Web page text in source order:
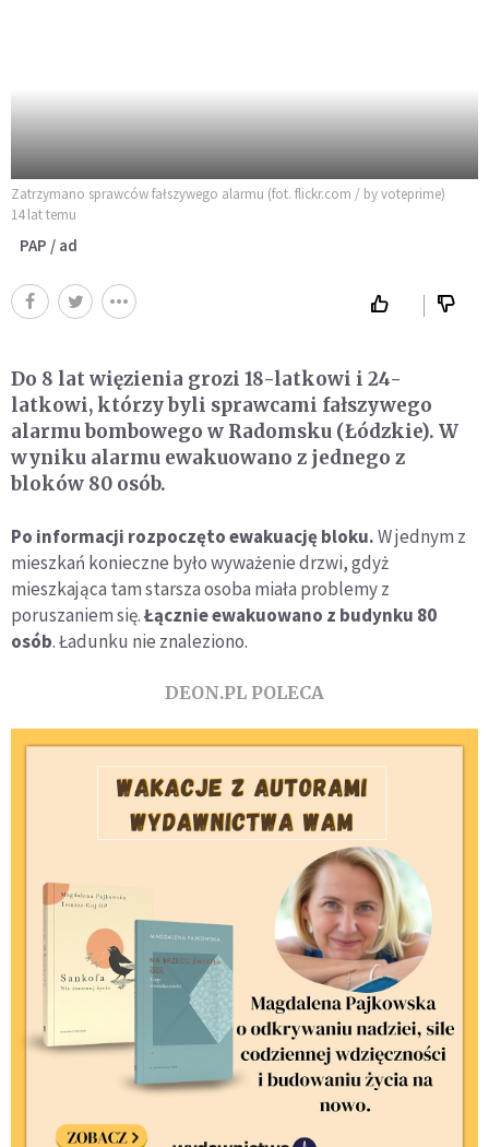
Zatrzymano sprawców fałszywego alarmu (fot. flickr.com / by voteprime)
14 lat temu
PAP / ad
Do 8 lat więzienia grozi 18-latkowi i 24-
latkowi, którzy byli sprawcami fałszywego
alarmu bombowego w Radomsku (Łódzkie). W
wyniku alarmu ewakuowano z jednego z
bloków 80 osób.
Po informacji rozpoczęto ewakuację bloku.W jednym z
mieszkań konieczne było wyważenie drzwi, gdyż
mieszkająca tam starsza osoba miała problemy z
poruszaniem się.Łącznie ewakuowano z budynku 80
osób. Ładunku nie znaleziono.
DEON.PL POLECA